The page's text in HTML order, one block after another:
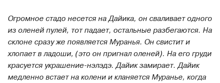
Огромное стадо несется на Дайика, он сваливает одного
из оленей пулей, тот падает, остальные разбегаются. На
склоне сразу же появляется Муранья. Он свистит и
хлопает в ладоши, (это он пригнал оленей). На его груди
красуется украшение-нэлэдэ. Дайик замирает. Дайик
медленно встает на колени и кланяется Муранье, когда